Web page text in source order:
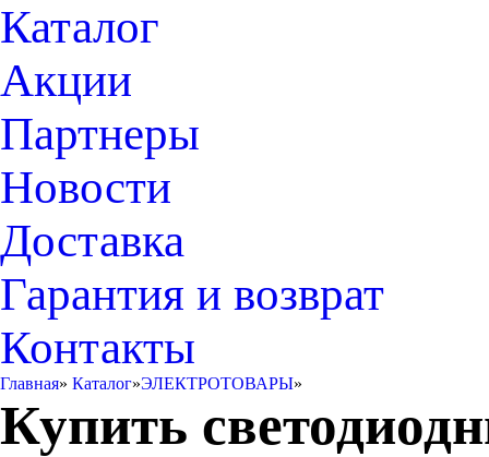
Каталог
Акции
Партнеры
Новости
Доставка
Гарантия и возврат
Контакты
Главная» Каталог»ЭЛЕКТРОТОВАРЫ»
Купить